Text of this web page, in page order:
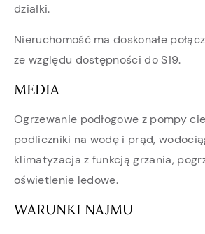
działki.
Nieruchomość ma doskonałe
ze względu dostępności do S19.
MEDIA
Ogrzewanie podłogowe z pompy
podliczniki na wodę i prąd,
klimatyzacja z funkcją grzania,
oświetlenie ledowe.
WARUNKI NAJMU